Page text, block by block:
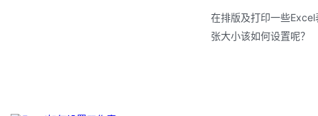
在排版及打印一些
张大小该如何设置呢？